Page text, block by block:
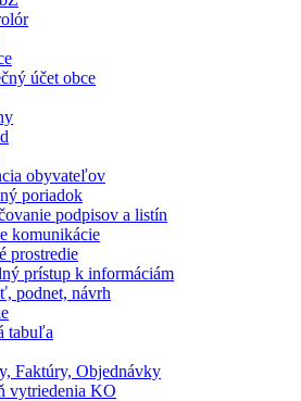
účet obce
obyvateľov
poriadok
podpisov a listín
komunikácie
prostredie
prístup k informáciám
podnet, návrh
tabuľa
Faktúry, Objednávky
vytriedenia KO